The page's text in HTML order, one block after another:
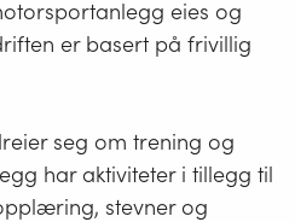
eies og
er basert på frivillig
seg om trening og
har aktiviteter i tillegg til
stevner og